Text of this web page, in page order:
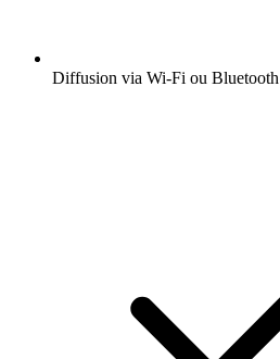
Diffusion via Wi-Fi ou Bluetooth